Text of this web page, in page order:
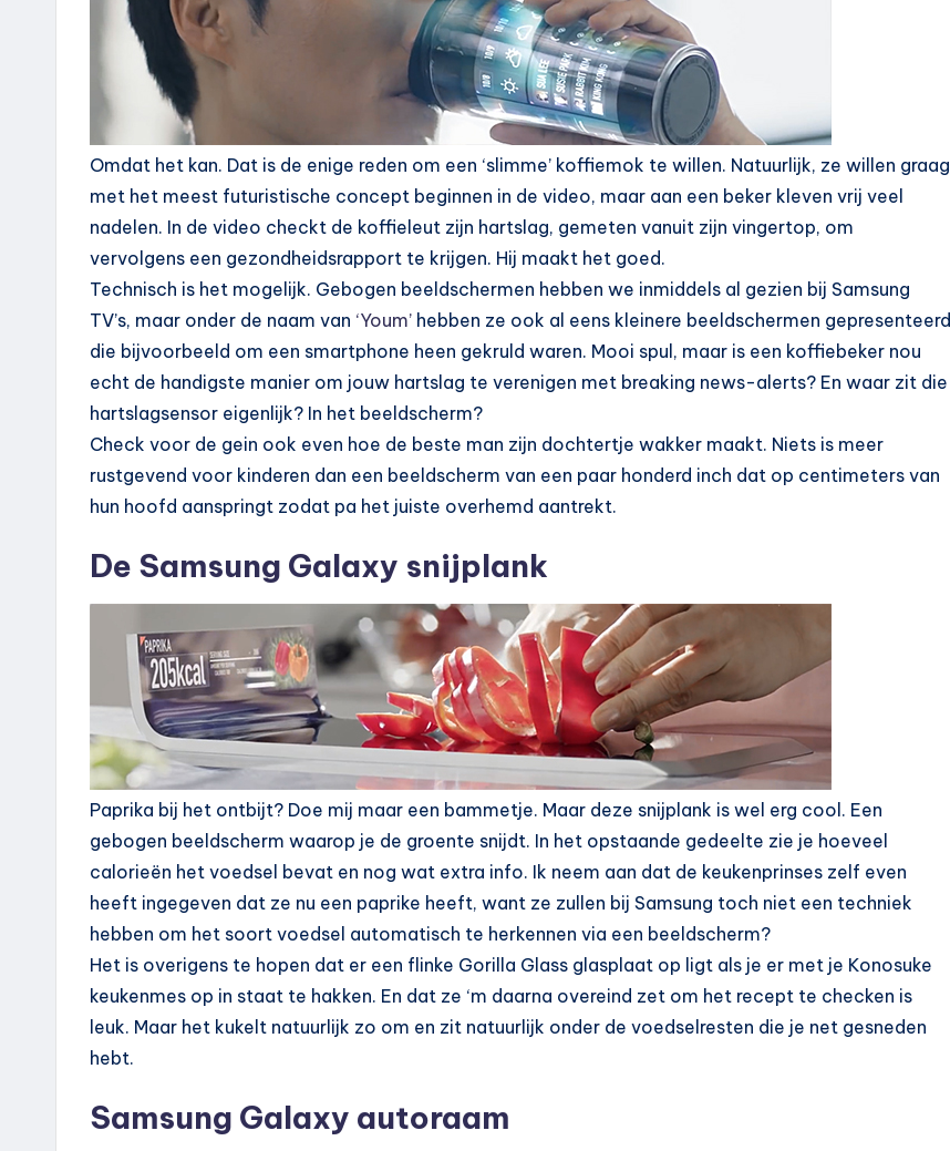
Omdat het kan. Dat is de enige reden om een ‘slimme’ koffiemok te willen. Natuurlijk, ze willen graag
met het meest futuristische concept beginnen in de video, maar aan een beker kleven vrij veel
nadelen. In de video checkt de koffieleut zijn hartslag, gemeten vanuit zijn vingertop, om
vervolgens een gezondheidsrapport te krijgen. Hij maakt het goed.
Technisch is het mogelijk. Gebogen beeldschermen hebben we inmiddels al gezien bij Samsung
TV’s, maar onder de naam van ‘Youm’ hebben ze ook al eens kleinere beeldschermen gepresenteerd
die bijvoorbeeld om een smartphone heen gekruld waren. Mooi spul, maar is een koffiebeker nou
echt de handigste manier om jouw hartslag te verenigen met breaking news-alerts? En waar zit die
hartslagsensor eigenlijk? In het beeldscherm?
Check voor de gein ook even hoe de beste man zijn dochtertje wakker maakt. Niets is meer
rustgevend voor kinderen dan een beeldscherm van een paar honderd inch dat op centimeters van
hun hoofd aanspringt zodat pa het juiste overhemd aantrekt.
De Samsung Galaxy snijplank
Paprika bij het ontbijt? Doe mij maar een bammetje. Maar deze snijplank is wel erg cool. Een
gebogen beeldscherm waarop je de groente snijdt. In het opstaande gedeelte zie je hoeveel
calorieën het voedsel bevat en nog wat extra info. Ik neem aan dat de keukenprinses zelf even
heeft ingegeven dat ze nu een paprike heeft, want ze zullen bij Samsung toch niet een techniek
hebben om het soort voedsel automatisch te herkennen via een beeldscherm?
Het is overigens te hopen dat er een flinke Gorilla Glass glasplaat op ligt als je er met je Konosuke
keukenmes op in staat te hakken. En dat ze ‘m daarna overeind zet om het recept te checken is
leuk. Maar het kukelt natuurlijk zo om en zit natuurlijk onder de voedselresten die je net gesneden
hebt.
Samsung Galaxy autoraam